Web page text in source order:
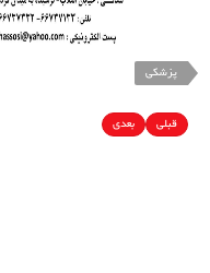
پزشکی
قبلی بعدی